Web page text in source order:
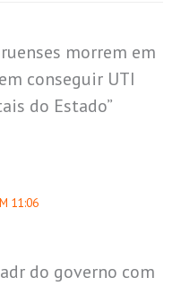
morrem em
conseguir UTI
do Estado”
11:06
do governo com